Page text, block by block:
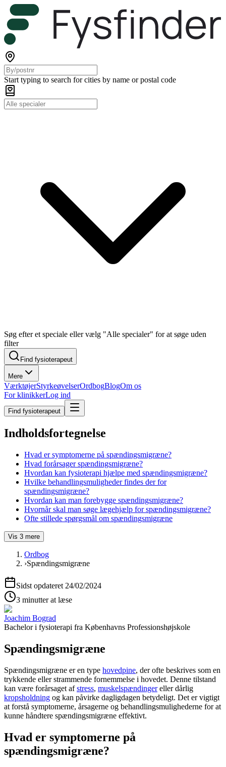
Start typing to search for cities by name or postal code
Søg efter et speciale eller vælg "Alle specialer" for at søge uden
filter
Find fysioterapeut
Mere
VærktøjerStyrkeøvelserOrdbogBlogOm os
For klinikkerLog ind
Find fysioterapeut
Indholdsfortegnelse
Hvad er symptomerne på spændingsmigræne?
Hvad forårsager spændingsmigræne?
Hvordan kan fysioterapi hjælpe med spændingsmigræne?
Hvilke behandlingsmuligheder findes der for
spændingsmigræne?
Hvordan kan man forebygge spændingsmigræne?
Hvornår skal man søge lægehjælp for spændingsmigræne?
Ofte stillede spørgsmål om spændingsmigræne
Vis 3 mere
Ordbog
›Spændingsmigræne
Sidst opdateret 24/02/2024
3 minutter at læse
Joachim Bograd
Bachelor i fysioterapi fra Københavns Professionshøjskole
Spændingsmigræne
Spændingsmigræne er en type hovedpine, der ofte beskrives som en
trykkende eller strammende fornemmelse i hovedet. Denne tilstand
kan være forårsaget afstress, muskelspændingereller dårlig
kropsholdning og kan påvirke dagligdagen betydeligt. Det er vigtigt
at forstå symptomerne, årsagerne og behandlingsmulighederne for at
kunne håndtere spændingsmigræne effektivt.
Hvad er symptomerne på
spændingsmigræne?